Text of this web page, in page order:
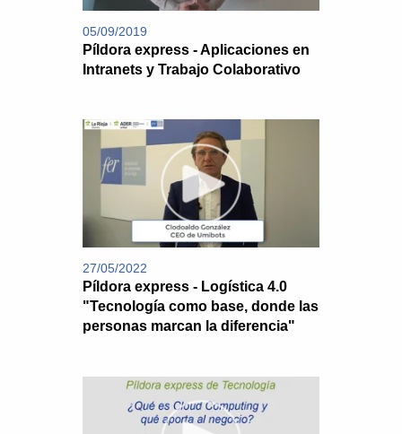
05/09/2019
Píldora express - Aplicaciones en
Intranets y Trabajo Colaborativo
27/05/2022
Píldora express - Logística 4.0
"Tecnología como base, donde las
personas marcan la diferencia"